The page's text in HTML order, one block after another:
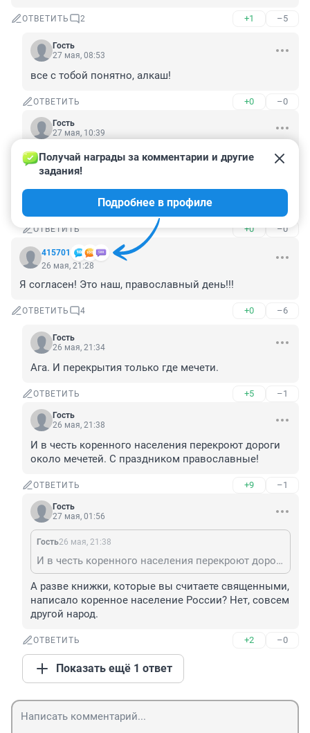
ОТВЕТИТЬ 2 +1 –5
Гость
27 мая, 08:53
все с тобой понятно, алкаш!
ОТВЕТИТЬ +0 –0
Гость
27 мая, 10:39
Гость27 мая, 08:53
все с тобой понятно, алкаш!
ОТВЕТИТЬ +0 –0
415701
Получай награды за комментарии и другие
задания!
Подробнее в профиле
26 мая, 21:28
Я согласен! Это наш, православный день!!!
ОТВЕТИТЬ 4 +0 –6
Гость
26 мая, 21:34
Ага. И перекрытия только где мечети.
ОТВЕТИТЬ +5 –1
Гость
26 мая, 21:38
И в честь коренного населения перекроют дороги
около мечетей. С праздником православные!
ОТВЕТИТЬ +9 –1
Гость
27 мая, 01:56
Гость26 мая, 21:38
И в честь коренного населения перекроют дороги около мечетей. С праздником православные!
А разве книжки, которые вы считаете священными,
написало коренное население России? Нет, совсем
другой народ.
ОТВЕТИТЬ +2 –0
Показать ещё 1 ответ